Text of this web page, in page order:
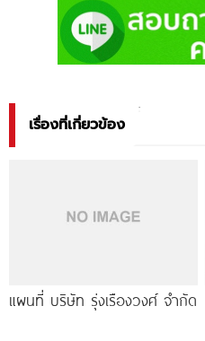
เรื่องที่เกี่ยวข้อง
แผนที่ บริษัท รุ่งเรืองวงศ์ จำกัด